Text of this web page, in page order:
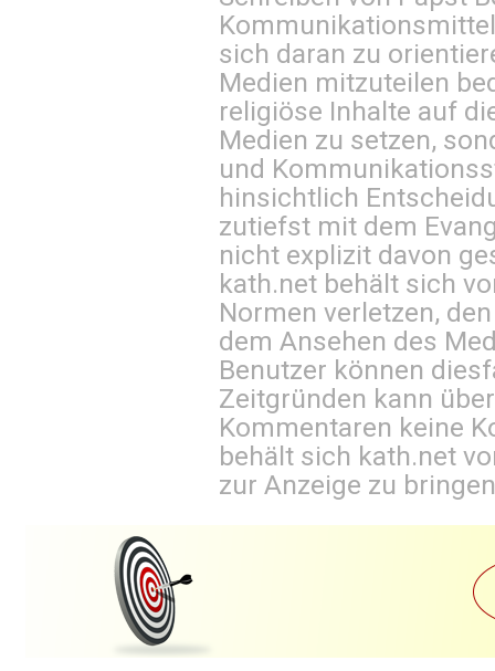
sich daran zu
Medien mitzuteilen
religiöse Inhalte auf
Medien zu setzen,
und
hinsichtlich
zutiefst mit dem
nicht explizit davon
kath.net behält sich
Normen verletzen,
dem Ansehen des
Benutzer können
Zeitgründen kann
Kommentaren keine
behält sich kath.net
zur Anzeige zu